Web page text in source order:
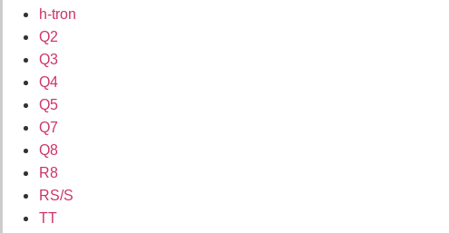
h-tron
Q2
Q3
Q4
Q5
Q7
Q8
R8
RS/S
TT